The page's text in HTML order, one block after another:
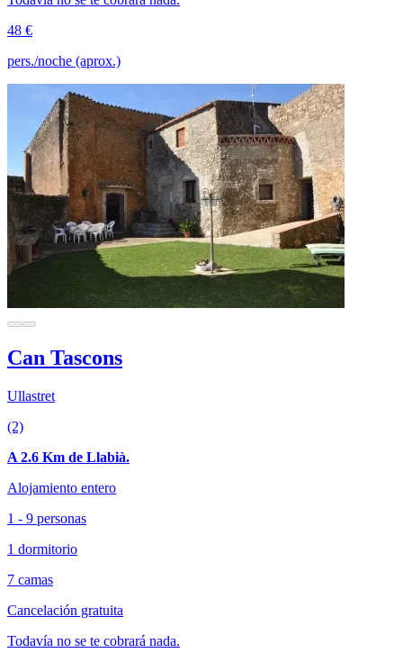
48 €
pers./noche (aprox.)
Can Tascons
Ullastret
(2)
A 2.6 Km de Llabià.
Alojamiento entero
1 - 9 personas
1 dormitorio
7 camas
Cancelación gratuita
Todavía no se te cobrará nada.